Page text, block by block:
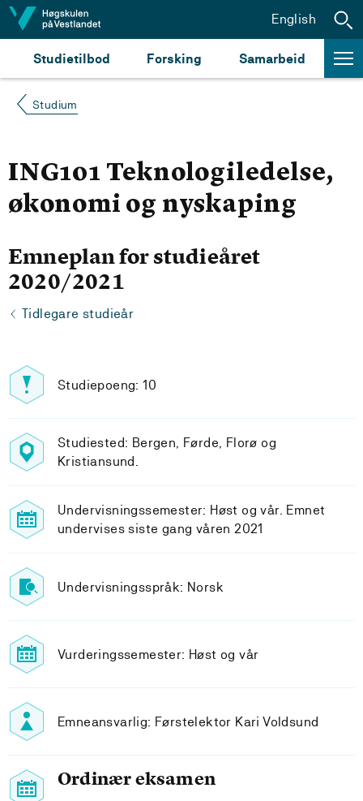
Hopp til innhald
Studietilbod Forsking Samarbeid
English
Studium
ING101 Teknologiledelse,
økonomi og nyskaping
Emneplan for studieåret
2020/2021
Tidlegare studieår
Studiepoeng: 10
Studiested: Bergen, Førde, Florø og
Kristiansund.
Undervisningssemester: Høst og vår. Emnet
undervises siste gang våren 2021
Undervisningsspråk: Norsk
Vurderingssemester: Høst og vår
Emneansvarlig: Førstelektor Kari Voldsund
Ordinær eksamen